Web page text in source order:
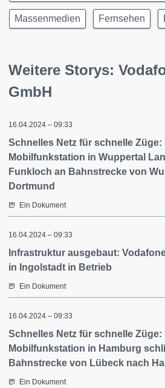
Massenmedien Fernsehen
Weitere Storys:
GmbH
16.04.2024 – 09:33
Schnelles Netz für schnelle Züge:
Mobilfunkstation in Wuppertal
Funkloch an Bahnstrecke von
Dortmund
Ein Dokument
16.04.2024 – 09:33
Infrastruktur ausgebaut:
in Ingolstadt in Betrieb
Ein Dokument
16.04.2024 – 09:33
Schnelles Netz für schnelle Züge:
Mobilfunkstation in Hamburg
Bahnstrecke von Lübeck nach
Ein Dokument